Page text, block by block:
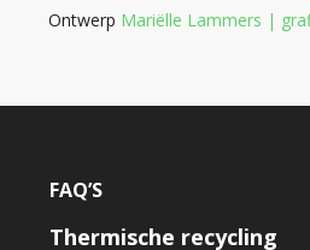
Ontwerp Mariëlle Lammers |
FAQ’S
Thermische recycling